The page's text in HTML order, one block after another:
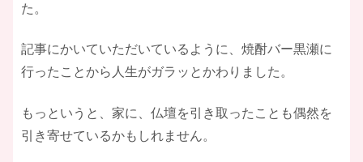
た。
記事にかいていただいているように、焼酎バー黒瀬に
行ったことから人生がガラッとかわりました。
もっというと、家に、仏壇を引き取ったことも偶然を
引き寄せているかもしれません。